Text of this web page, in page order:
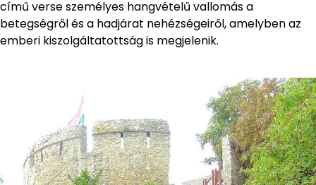
című verse személyes hangvételű vallomás a
betegségről és a hadjárat nehézségeiről, amelyben az
emberi kiszolgáltatottság is megjelenik.